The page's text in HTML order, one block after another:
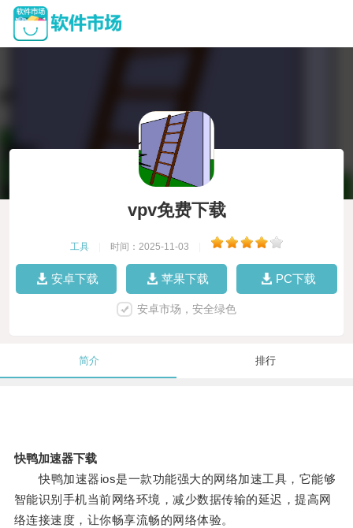
vpv免费下载
工具 时间：2025-11-03
安卓下载 苹果下载 PC下载
安卓市场，安全绿色
简介 排行
快鸭加速器下载
快鸭加速器ios是一款功能强大的网络加速工具，它能够
智能识别手机当前网络环境，减少数据传输的延迟，提高网
络连接速度，让你畅享流畅的网络体验。